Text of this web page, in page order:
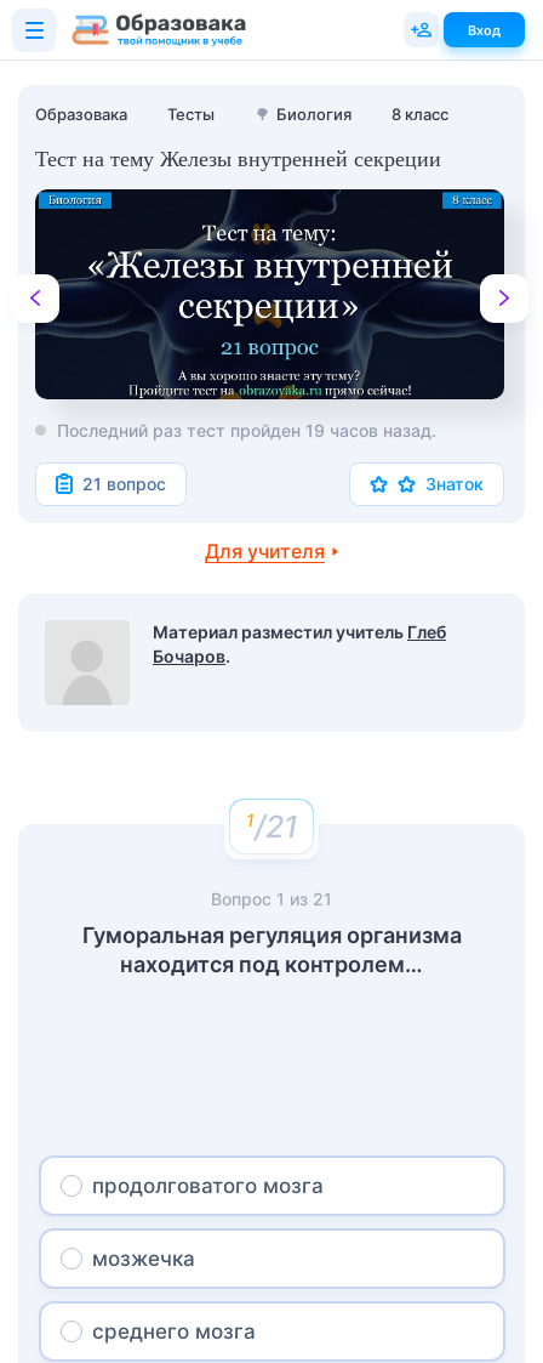
Образовака Тесты 🌳 Биология 8 класс
Тест на тему Железы внутренней секреции
Последний раз тест пройден 19 часов назад.
21 вопрос Знаток
Для учителя
Материал разместил учитель Глеб
Бочаров.
/21
Вопрос 1 из 21
Гуморальная регуляция организма
находится под контролем…
продолговатого мозга
мозжечка
среднего мозга
Вход